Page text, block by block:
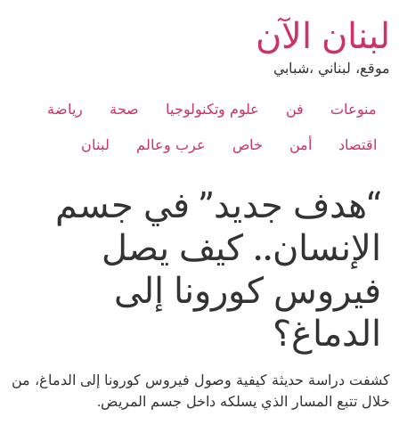
content
لبنان الآن
موقع، لبناني ،شبابي
منوعات فن علوم وتكنولوجيا صحة
رياضة
اقتصاد
أمن خاص عرب وعالم لبنان
“هدف جديد” في جسم
الإنسان.. كيف يصل
فيروس كورونا إلى
الدماغ؟
كشفت دراسة حديثة كيفية وصول فيروس كورونا إلى الدماغ، من
خلال تتبع المسار الذي يسلكه داخل جسم المريض.